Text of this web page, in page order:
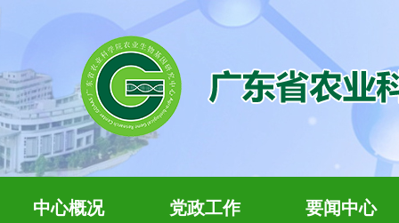
中心概况 党政工作 要闻中心